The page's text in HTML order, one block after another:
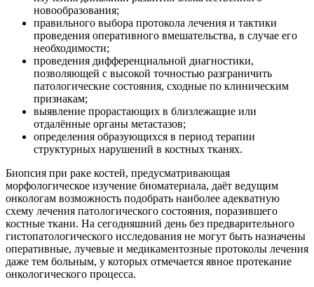
новообразования;
правильного выбора протокола лечения и тактики
проведения оперативного вмешательства, в случае его
необходимости;
проведения дифференциальной диагностики,
позволяющей с высокой точностью разграничить
патологические состояния, сходные по клиническим
признакам;
выявление прорастающих в близлежащие или
отдалённые органы метастазов;
определения образующихся в период терапии
структурных нарушений в костных тканях.
Биопсия при раке костей, предусматривающая
морфологическое изучение биоматериала, даёт ведущим
онкологам возможность подобрать наиболее адекватную
схему лечения патологического состояния, поразившего
костные ткани. На сегодняшний день без предварительного
гистопатологического исследования не могут быть назначены
оперативные, лучевые и медикаментозные протоколы лечения
даже тем больным, у которых отмечается явное протекание
онкологического процесса.